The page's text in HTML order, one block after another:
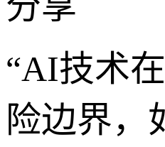
“AI技术
险边界，